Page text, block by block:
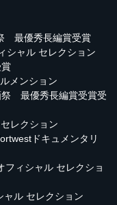
最優秀長編賞受賞
ャル セレクション
メンション
最優秀長編賞受賞受
レクション
ドキュメンタリ
ィシャル セレクショ
ル セレクション